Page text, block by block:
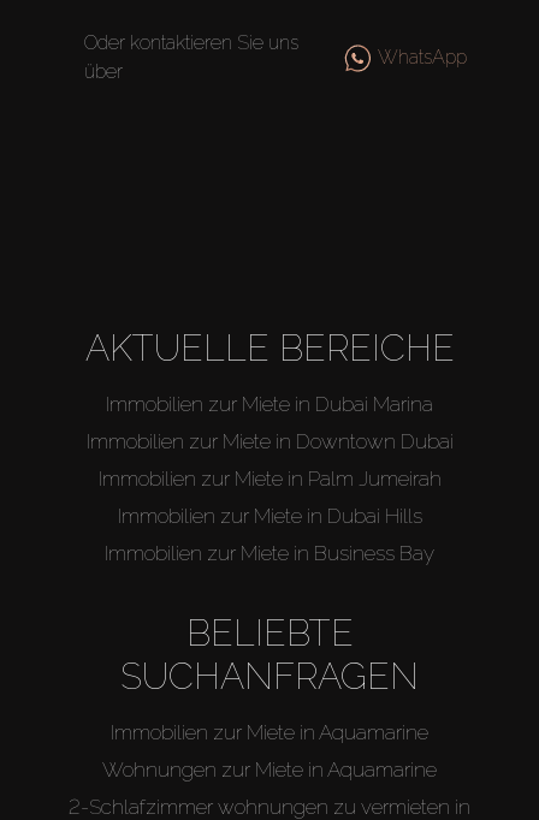
Off-PlanOder kontaktieren Sie uns
über
WhatsApp
AKTUELLE BEREICHE
Immobilien zur Miete in Dubai Marina
Immobilien zur Miete in Downtown Dubai
Immobilien zur Miete in Palm Jumeirah
Immobilien zur Miete in Dubai Hills
Immobilien zur Miete in Business Bay
BELIEBTE
SUCHANFRAGEN
Immobilien zur Miete in Aquamarine
Wohnungen zur Miete in Aquamarine
2-Schlafzimmer wohnungen zu vermieten in